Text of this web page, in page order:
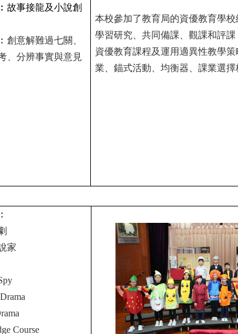
故事接龍及小說創
創意解難過七關、
、分辨事實與意見
本校參加了教育局的資優教育學
學習研究、共同備課、觀課和評
資優教育課程及運用適異性教學策
業、錨式活動、均衡器、課業選擇
家
Drama
Course